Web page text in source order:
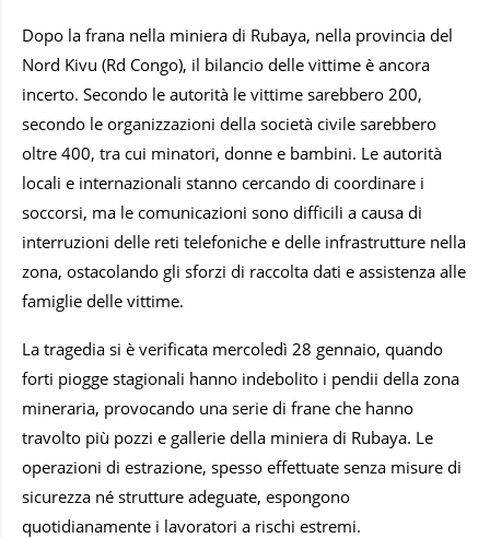
Dopo la frana nella miniera di Rubaya, nella provincia del
Nord Kivu (Rd Congo), il bilancio delle vittime è ancora
incerto. Secondo le autorità le vittime sarebbero 200,
secondo le organizzazioni della società civile sarebbero
oltre 400, tra cui minatori, donne e bambini. Le autorità
locali e internazionali stanno cercando di coordinare i
soccorsi, ma le comunicazioni sono difficili a causa di
interruzioni delle reti telefoniche e delle infrastrutture nella
zona, ostacolando gli sforzi di raccolta dati e assistenza alle
famiglie delle vittime.
La tragedia si è verificata mercoledì 28 gennaio, quando
forti piogge stagionali hanno indebolito i pendii della zona
mineraria, provocando una serie di frane che hanno
travolto più pozzi e gallerie della miniera di Rubaya. Le
operazioni di estrazione, spesso effettuate senza misure di
sicurezza né strutture adeguate, espongono
quotidianamente i lavoratori a rischi estremi.